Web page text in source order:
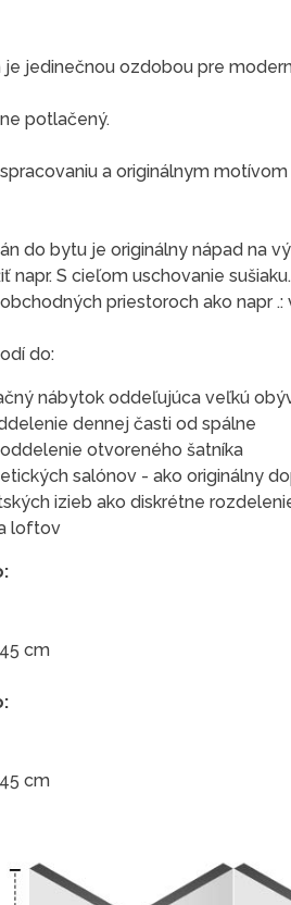
je jedinečnou ozdobou pre
potlačený.
a originálnym
do bytu je originálny nápad na
napr. S cieľom uschovanie
priestoroch ako napr .:
do:
nábytok oddeľujúca veľkú
dennej časti od spálne
otvoreného šatníka
salónov - ako originálny
izieb ako diskrétne
loftov
cm
cm